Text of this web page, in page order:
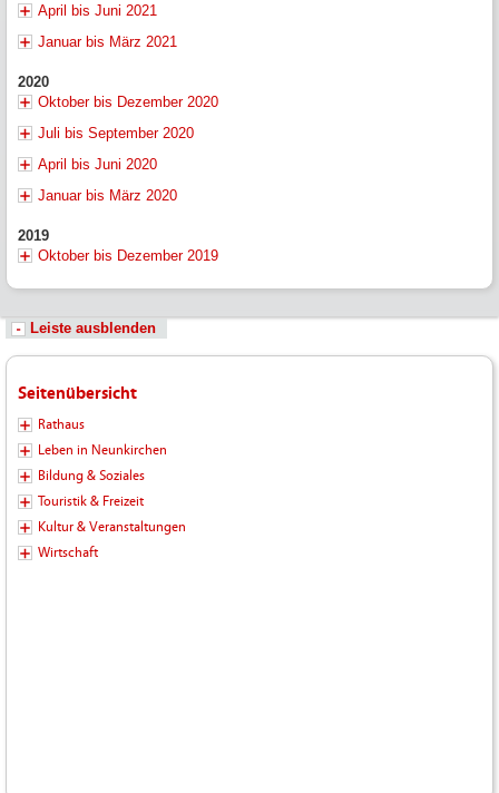
April bis Juni 2021
Januar bis März 2021
2020
Oktober bis Dezember 2020
Juli bis September 2020
April bis Juni 2020
Januar bis März 2020
2019
Oktober bis Dezember 2019
Leiste ausblenden
Seitenübersicht
Rathaus
Leben in Neunkirchen
Bildung & Soziales
Touristik & Freizeit
Kultur & Veranstaltungen
Wirtschaft